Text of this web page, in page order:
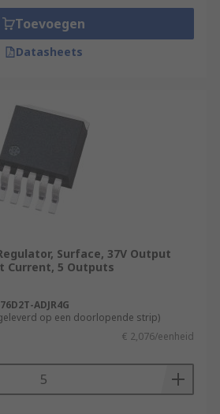
Toevoegen
Datasheets
Surface, 37V Output
Current, 5 Outputs
ADJR4G
op een doorlopende strip)
€ 2,076/eenheid